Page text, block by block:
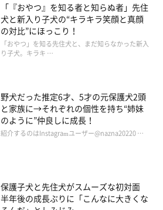
「『おやつ』を知る者と知らぬ者」先住
犬と新入り子犬の“キラキラ笑顔と真顔
の対比”にほっこり！
「おやつ」を知る先住犬と、まだ知らなかった新入
り子犬。キラキ …
野犬だった推定6才、5才の元保護犬2頭
と家族に→それぞれの個性を持ち“姉妹
のように”仲良しに成長！
紹介するのはInstagramユーザー@nazna20220 …
保護子犬と先住犬がスムーズな初対面
半年後の成長ぶりに「こんなに大きくな